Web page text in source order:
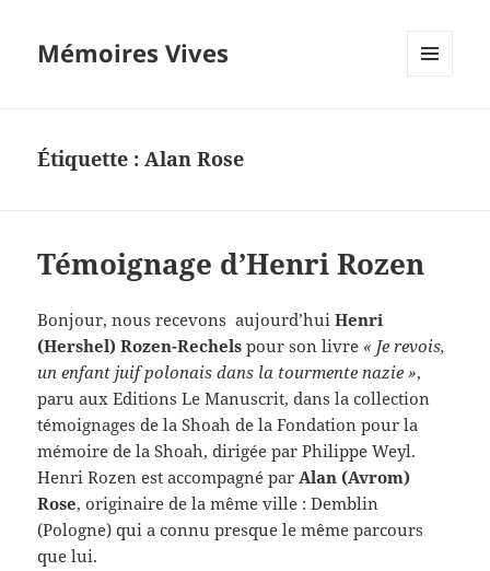
Mémoires Vives
Étiquette :Alan Rose
Témoignage d’Henri Rozen
Bonjour, nous recevons aujourd’huiHenri
(Hershel) Rozen-Rechels pour son livre « Je revois,
un enfant juif polonais dans la tourmente nazie »,
paru aux Editions Le Manuscrit, dans la collection
témoignages de la Shoah de la Fondation pour la
mémoire de la Shoah, dirigée par Philippe Weyl.
Henri Rozen est accompagné parAlan (Avrom)
Rose, originaire de la même ville : Demblin
(Pologne) qui a connu presque le même parcours
que lui.